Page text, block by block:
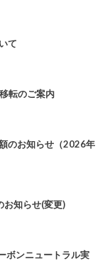
て
転のご案内
のお知らせ（2026年
知らせ(変更)
ボンニュートラル実